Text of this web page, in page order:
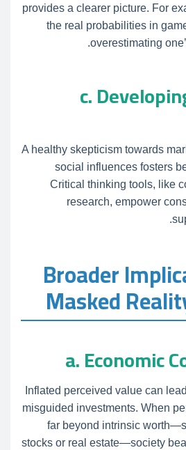
provides a clearer picture. For
the real probabilities in
overestimating
c.
A healthy skepticism towards
social influences fosters
Critical thinking tools, like
research, empower
8. Broader
Masked
a. Economic
Inflated perceived value can
misguided investments. When
far beyond intrinsic
stocks or real estate—society